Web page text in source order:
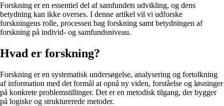
Forskning er en essentiel del af samfundets udvikling, og dens
betydning kan ikke overses. I denne artikel vil vi udforske
forskningens rolle, processen bag forskning samt betydningen af
forskning på individ- og samfundsniveau.
Hvad er forskning?
Forskning er en systematisk undersøgelse, analysering og fortolkning
af information med det formål at opnå ny viden, forståelse og løsninger
på konkrete problemstillinger. Det er en metodisk tilgang, der bygger
på logiske og strukturerede metoder.